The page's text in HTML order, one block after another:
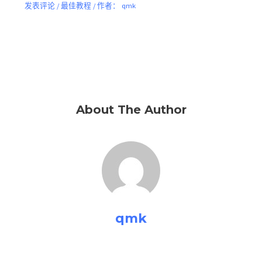
发表评论 /最佳教程 / 作者： qmk
About The Author
qmk